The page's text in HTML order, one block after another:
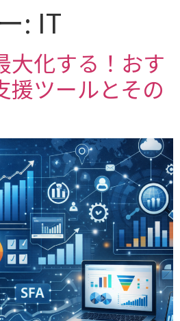
: IT
大化する！おす
援ツールとその